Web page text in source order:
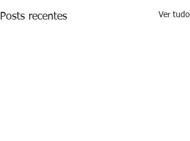
Posts recentes Ver tudo